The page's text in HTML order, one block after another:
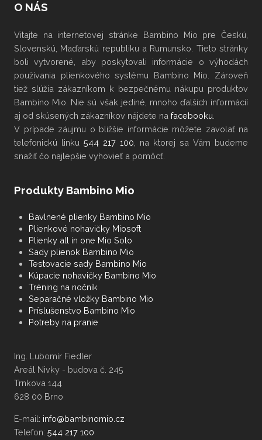
O NÁS
Vitajte na internetovej stránke Bambino Mio pre Českú,
Slovenskú, Maďarskú republiku a Rumunsko. Tieto stránky
boli vytvorené, aby poskytovali informácie o výhodách
používania plienkového systému Bambino Mio. Zároveň
tiež slúžia zákazníkom k bezpečnému nákupu produktov
Bambino Mio. Nie sú však jediné, mnoho ďalších informácií
aj od skúsených zákazníkov nájdete na facebooku
V prípade záujmu o bližšie informácie môžete zavolať na
telefonickú linku 544 217 100 , na ktorej sa Vám budeme
snažiť čo najlepšie vyhovieť a pomôcť.
Produkty Bambino Mio
Bavlnené plienky Bambino Mio
Plienkové nohavičky Miosoft
Plienky all in one Mio Solo
Sady plienok Bambino Mio
Testovacie sady Bambino Mio
Kúpacie nohavičky Bambino Mio
Tréning na nočník
Separačné vložky Bambino Mio
Príslušenstvo Bambino Mio
Potreby na pranie
Ing. Lubomír Fiedler
Areál Nivky - budova č. 245
Trnkova 144
628 00 Brno
E-mail:
Telefon: 544 217 100